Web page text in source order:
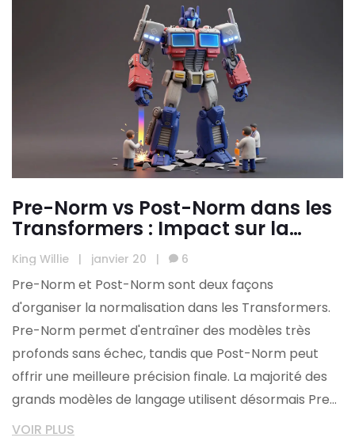
Pre-Norm vs Post-Norm dans les
Transformers : Impact sur la
stabilité des grands modèles de
langage
King Willie | janvier 20 | 6
Pre-Norm et Post-Norm sont deux façons
d'organiser la normalisation dans les Transformers.
Pre-Norm permet d'entraîner des modèles très
profonds sans échec, tandis que Post-Norm peut
offrir une meilleure précision finale. La majorité des
grands modèles de langage utilisent désormais Pre-
Norm.
VOIR PLUS